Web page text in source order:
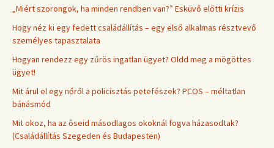
„Miért szorongok, ha minden rendben van?” Esküvő előtti krízis
Hogy néz ki egy fedett családállítás – egy első alkalmas résztvevő
személyes tapasztalata
Hogyan rendezz egy zűrös ingatlan ügyet? Oldd meg a mögöttes
ügyet!
Mit árul el egy nőről a policisztás petefészek? PCOS – méltatlan
bánásmód
Mit okoz, ha az őseid másodlagos okoknál fogva házasodtak?
(Családállítás Szegeden és Budapesten)